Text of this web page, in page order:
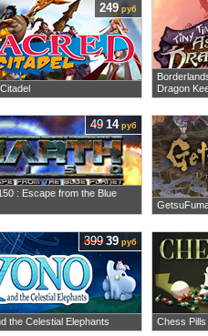
249руб
Dragon
: Escape from the Blue
49 14руб
the Celestial Elephants
399 39 руб
Chess Pills